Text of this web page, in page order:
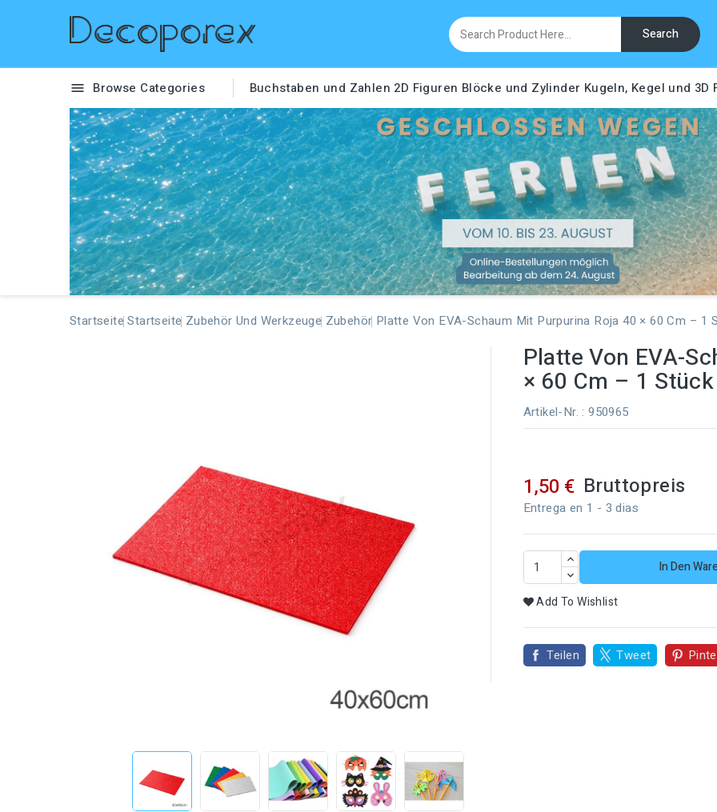
Search
 Browse Categories Buchstaben und Zahlen 2D Figuren Blöcke und Zylinder Kugeln, Kegel und 3D
Startseite Startseite Zubehör Und Werkzeuge Zubehör Platte Von EVA-Schaum Mit Purpurina Roja 40 × 60 Cm – 1
Platte Von EVA-
× 60 Cm – 1 Stück
Artikel-Nr. : 950965
1,50 € Bruttopreis
Entrega en 1 - 3 dias
In Den
Add To Wishlist
Teilen Tweet